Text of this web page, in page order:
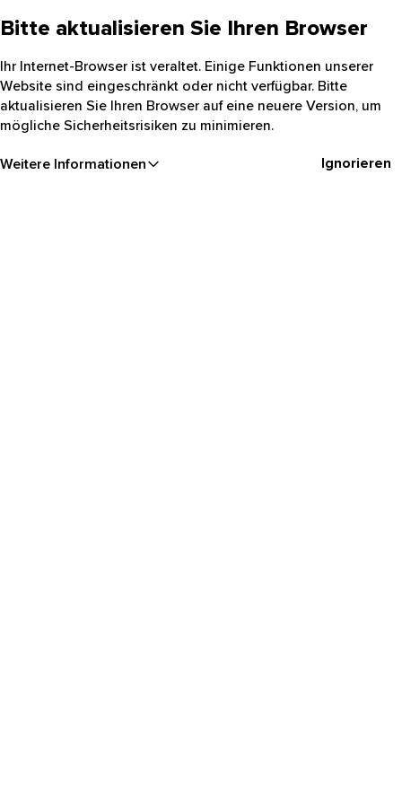
Bitte aktualisieren Sie Ihren Browser
Ihr Internet-Browser ist veraltet. Einige Funktionen unserer
Website sind eingeschränkt oder nicht verfügbar. Bitte
aktualisieren Sie Ihren Browser auf eine neuere Version, um
mögliche Sicherheitsrisiken zu minimieren.
Weitere Informationen Ignorieren